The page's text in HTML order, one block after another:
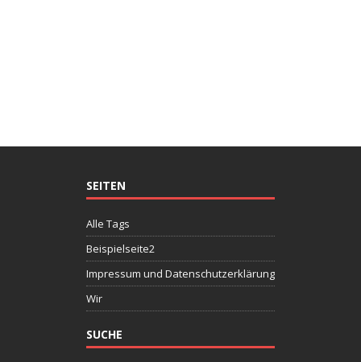
SEITEN
Alle Tags
Beispielseite2
Impressum und Datenschutzerklärung
Wir
SUCHE